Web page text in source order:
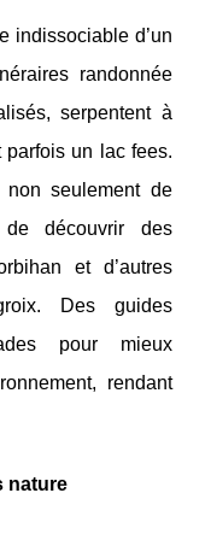
indissociable d’un
randonnée
serpentent à
parfois un lac fees.
non seulement de
découvrir des
et d’autres
Des guides
pour mieux
rendant
nature